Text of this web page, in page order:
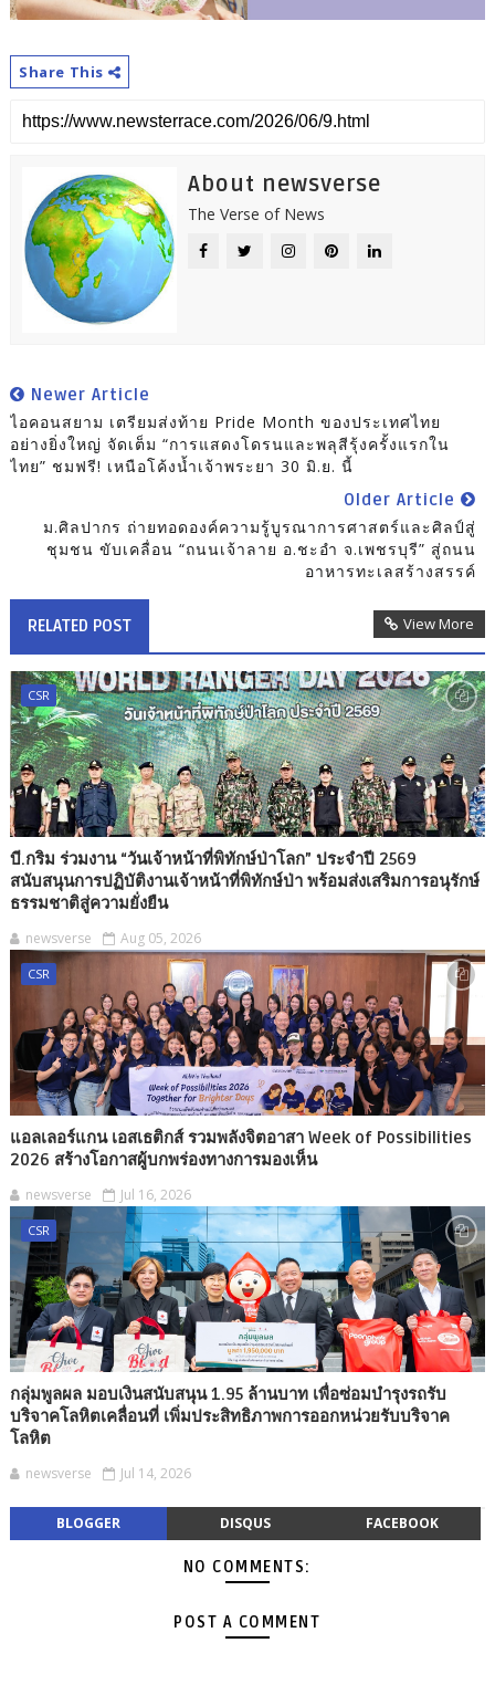
Share This
About newsverse
The Verse of News
Newer Article
ไอคอนสยาม เตรียมส่งท้าย Pride Month ของประเทศไทย
อย่างยิ่งใหญ่ จัดเต็ม “การแสดงโดรนและพลุสีรุ้งครั้งแรกใน
ไทย” ชมฟรี! เหนือโค้งน้ำเจ้าพระยา 30 มิ.ย. นี้
Older Article
ม.ศิลปากร ถ่ายทอดองค์ความรู้บูรณาการศาสตร์และศิลป์สู่
ชุมชน ขับเคลื่อน “ถนนเจ้าลาย อ.ชะอำ จ.เพชรบุรี” สู่ถนน
อาหารทะเลสร้างสรรค์
RELATED POST View More
CSR
บี.กริม ร่วมงาน “วันเจ้าหน้าที่พิทักษ์ป่าโลก” ประจำปี 2569
สนับสนุนการปฏิบัติงานเจ้าหน้าที่พิทักษ์ป่า พร้อมส่งเสริมการอนุรักษ์
ธรรมชาติสู่ความยั่งยืน
newsverse Aug 05, 2026
CSR
แอลเลอร์แกน เอสเธติกส์ รวมพลังจิตอาสา Week of Possibilities
2026 สร้างโอกาสผู้บกพร่องทางการมองเห็น
newsverse Jul 16, 2026
CSR
กลุ่มพูลผล มอบเงินสนับสนุน 1.95 ล้านบาท เพื่อซ่อมบำรุงรถรับ
บริจาคโลหิตเคลื่อนที่ เพิ่มประสิทธิภาพการออกหน่วยรับบริจาค
โลหิต
newsverse Jul 14, 2026
BLOGGER DISQUS FACEBOOK
NO COMMENTS:
POST A COMMENT